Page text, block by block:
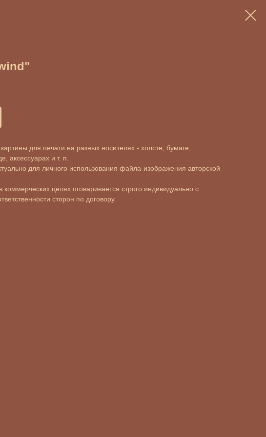
для печати на разных носителях - холсте, бумаге,
аксессуарах и т. п.
для личного использования файла-изображения авторской
коммерческих целях оговаривается строго индивидуально с
сторон по договору.